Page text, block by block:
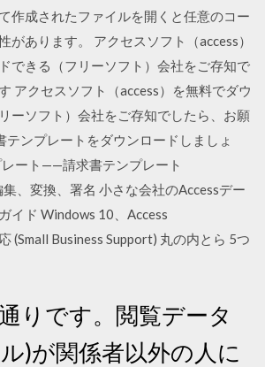
作成されたファイルを開くと任意のコー
があります。 アクセスソフト（access）
できる（フリーソフト）会社をご存知で
アクセスソフト（access）を無料でダウ
ーソフト）会社をご存知でしたら、お願
テンプレートをダウンロードしましょ
ート——請求書テンプレート
、変換、署名 小さな会社のAccessデー
イド Windows 10、Access
(Small Business Support) 丸の内とら 5つ
りです。閲覧データ
)が関係者以外の人に